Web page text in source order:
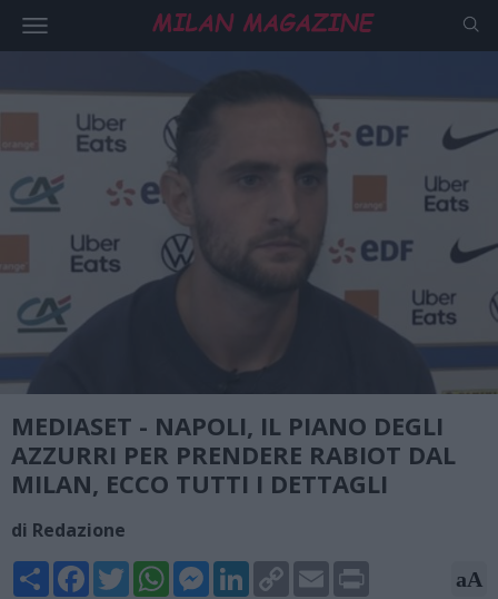
MEDIASET - NAPOLI, IL PIANO DEGLI
AZZURRI PER PRENDERE RABIOT DAL
MILAN, ECCO TUTTI I DETTAGLI
di Redazione
Share FacebookTwitterWhatsAppMessengerLinkedInCopy
Link
Email aA